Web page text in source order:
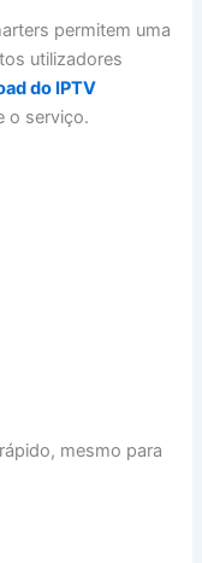
permitem uma
utilizadores
do IPTV
o serviço.
mesmo para